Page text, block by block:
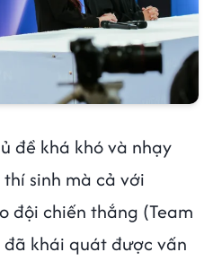
đề khá khó và nhạy
sinh mà cả với
đội chiến thắng (Team
đã khái quát được vấn